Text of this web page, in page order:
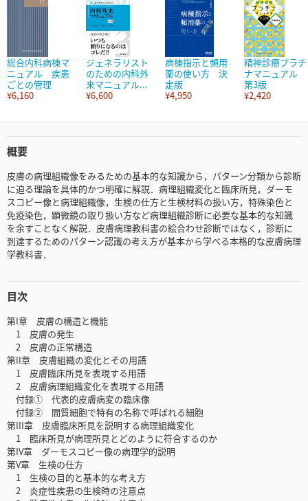
総合内科病棟マ
ニュアル 疾患
ごとの管理
¥6,160
ジェネラリスト
のための内科外
来マニュアル...
¥6,600
病棟指示と頻用
薬の使い方 決
定版
¥4,950
精神診療プラチ
ナマニュアル
第3版
¥2,420
概要
皮膚の病理組織像をみるための基本的な知識から，パターン分類から診断
に迫る理論を具体的かつ明確に解説．病理組織変化と臨床所見，ダーモ
スコピー像と病理組織像，生検の仕方と生検材料の扱い方，特殊染色と
免疫染色，顕微鏡の取り扱い方など病理組織診断に必要な基本的な知識
を余すことなく解説．皮膚病理教科書の絵合わせ診断ではなく，診断に
到達するためのパターン認識の考え方が基本から学べる本格的な皮膚病理
学教科書．
目次
第I章 皮膚の構造と機能
1 皮膚の発生
2 皮膚の正常構造
第II章 皮膚組織の変化とその用語
1 皮膚臨床所見を表現する用語
2 皮膚病理組織変化を表現する用語
付録① 代表的皮膚病変の臨床像
付録② 間質細胞で特有の名称で呼ばれる細胞
第III章 皮膚臨床所見を説明する病理組織変化
1 臨床所見が病理所見とどのように符合するのか
第IV章 ダーモスコピー像の病理学的説明
第V章 生検の仕方
1 生検の目的と基本的な考え方
2 炎症性疾患の生検時の注意点